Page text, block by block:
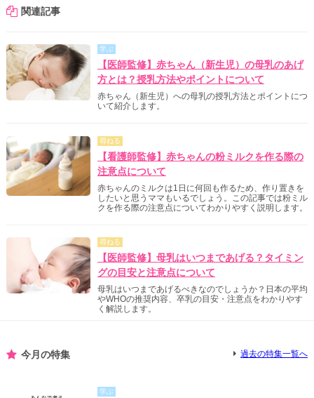
関連記事
学ぶ
【医師監修】赤ちゃん（新生児）の母乳のあげ
方とは？授乳方法やポイントについて
赤ちゃん（新生児）への母乳の授乳方法とポイントにつ
いて紹介します。
尋ねる
【看護師監修】赤ちゃんの粉ミルクを作る際の
注意点について
赤ちゃんのミルクは1日に何回も作るため、作り置きを
したいと思うママもいるでしょう。この記事では粉ミル
クを作る際の注意点についてわかりやすく説明します。
尋ねる
【医師監修】母乳はいつまであげる？タイミン
グの目安と注意点について
母乳はいつまであげるべきなのでしょうか？日本の平均
やWHOの推奨内容、卒乳の目安・注意点をわかりやす
く解説します。
今月の特集 過去の特集一覧へ
学ぶ